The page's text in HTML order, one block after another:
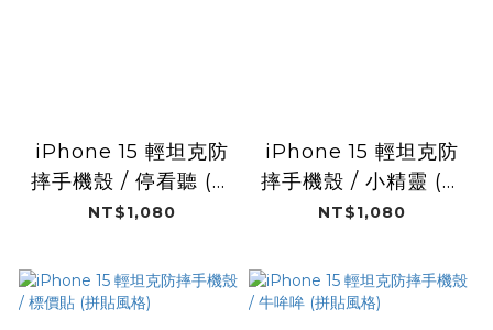
iPhone 15 輕坦克防
摔手機殼 / 停看聽 (拼
貼風格)
NT$1,080
iPhone 15 輕坦克防
摔手機殼 / 小精靈 (拼
貼風格)
NT$1,080